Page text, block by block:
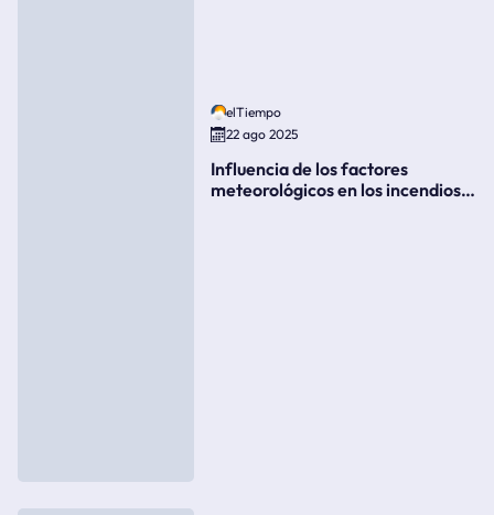
elTiempo
22 ago 2025
Influencia de los factores
meteorológicos en los incendios